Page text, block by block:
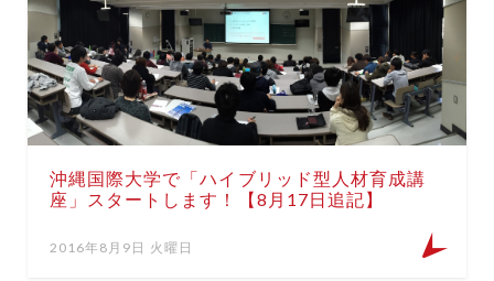
沖縄国際大学で「ハイブリッド型人材育成講
座」スタートします！【8月17日追記】
2016年8月9日 火曜日